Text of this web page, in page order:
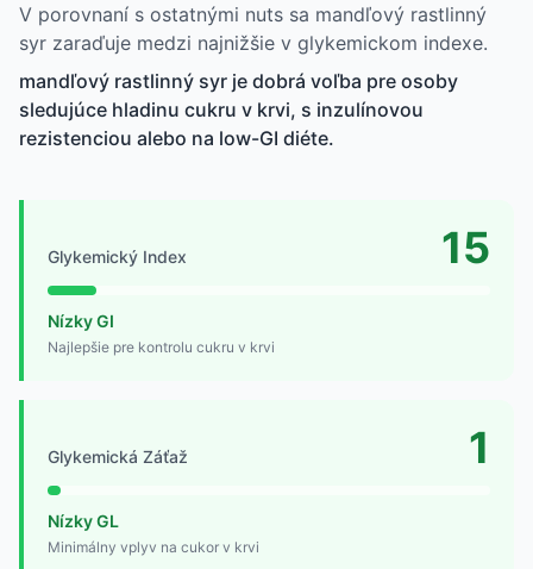
V porovnaní s ostatnými nuts sa mandľový rastlinný
syr zaraďuje medzi najnižšie v glykemickom indexe.
mandľový rastlinný syr je dobrá voľba pre osoby
sledujúce hladinu cukru v krvi, s inzulínovou
rezistenciou alebo na low-GI diéte.
Glykemický Index 15
Nízky GI
Najlepšie pre kontrolu cukru v krvi
Glykemická Záťaž 1
Nízky GL
Minimálny vplyv na cukor v krvi